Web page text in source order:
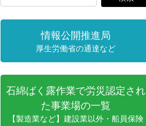
情報公開推進局
厚生労働省の通達など
石綿ばく露作業で労災認定され
た事業場の一覧
【製造業など】建設業以外・船員保険